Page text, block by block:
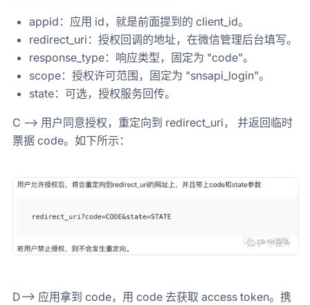
appid：应用 id，就是前面提到的 client_id。
redirect_uri：授权回调的地址，在微信管理后台填写。
response_type：响应类型，固定为 "code"。
scope：授权许可范围，固定为 "snsapi_login"。
state：可选，授权服务回传。
C --> 用户同意授权，重定向到 redirect_uri， 并返回临时
票据 code。如下所示：
D--> 应用拿到 code，用 code 去获取 access token。携